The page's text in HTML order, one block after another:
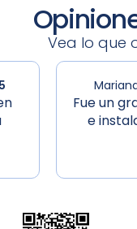
Vea lo que
Fue un
e